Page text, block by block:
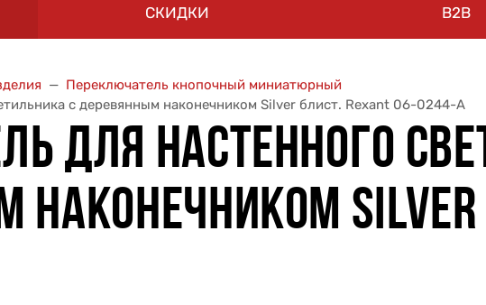
СКИДКИ B2B
Переключатель кнопочный миниатюрный
с деревянным наконечником Silver блист. Rexant 06-0244-A
ДЛЯ НАСТЕННОГО
SILVER